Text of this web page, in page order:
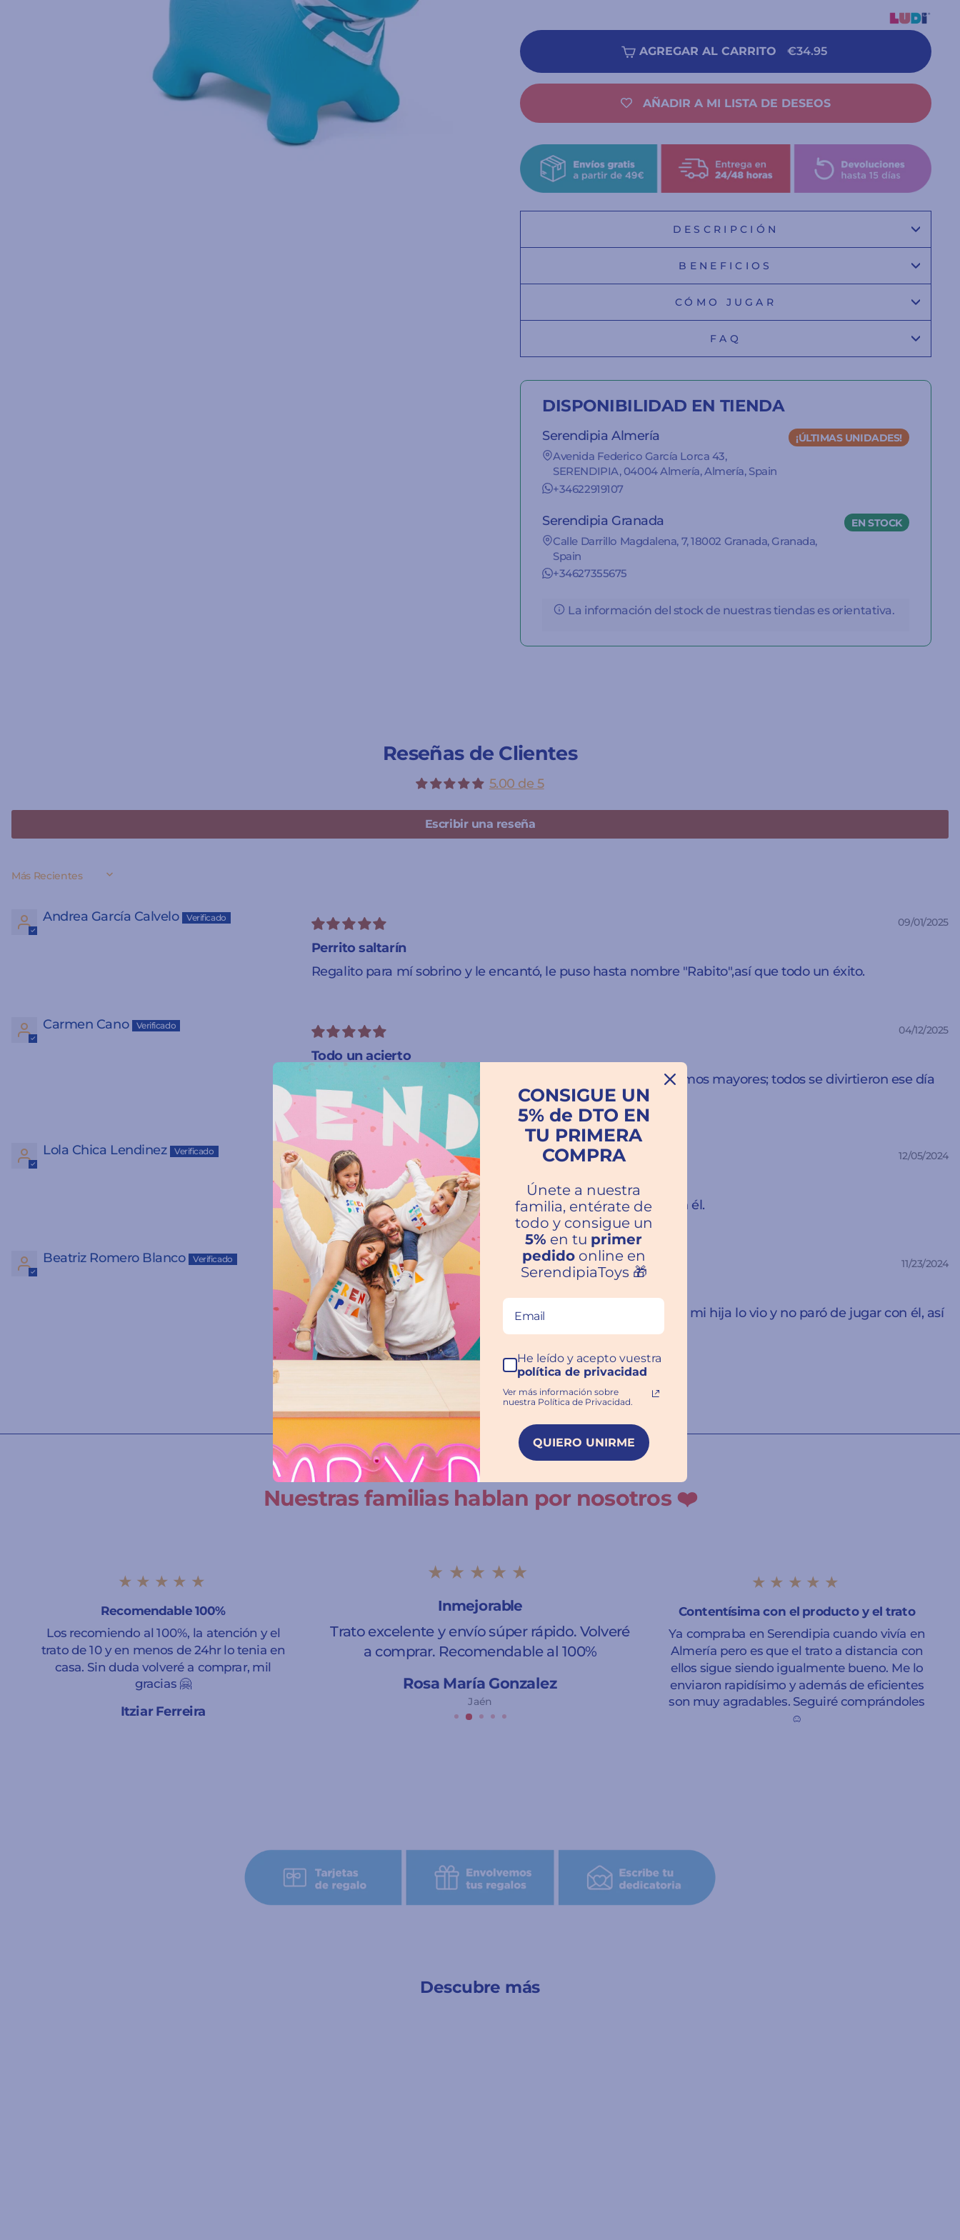
AGREGAR AL CARRITO €34.95
AÑADIR A MI LISTA DE DESEOS
DESCRIPCIÓN
BENEFICIOS
CÓMO JUGAR
FAQ
DISPONIBILIDAD EN TIENDA
Serendipia Almería
Avenida Federico García Lorca 43,
SERENDIPIA, 04004 Almería, Almería, Spain
+34622919107
¡ÚLTIMAS UNIDADES!
Serendipia Granada
Calle Darrillo Magdalena, 7, 18002 Granada, Granada,
Spain
+34627355675
EN STOCK
La información del stock de nuestras tiendas es orientativa.
Reseñas de Clientes
5.00 de 5
Escribir una reseña
SORT BY
Andrea García Calvelo 09/01/2025
Perrito saltarín
Regalito para mí sobrino y le encantó, le puso hasta nombre "Rabito",así que todo un éxito.
Carmen Cano 04/12/2025
Todo un acierto
El perro era para regalar y le encantó al niño y a todos sus primos mayores; todos se divirtieron ese día
con el perro. Todo un acierto
Lola Chica Lendinez 12/05/2024
Fantástico
Compré el perrito para un niño de 1 año y está encantado con él.
Beatriz Romero Blanco 11/23/2024
Acierto seguro
Íbamos buscando un juguete completamente diferente pero mi hija lo vio y no paró de jugar con él, así
que nos lo llevamos y le encanta
Nuestras familias hablan por nosotros ❤️
★★★★★
Recomendable 100%
Los recomiendo al 100%, la atención y el
trato de 10 y en menos de 24hr lo tenia en
casa. Sin duda volveré a comprar, mil
gracias 🤗
Itziar Ferreira
★★★★★
Inmejorable
Trato excelente y envío súper rápido. Volveré
a comprar. Recomendable al 100%
Rosa María Gonzalez
Jaén
★★★★★
Contentísima con el producto y el trato
Ya compraba en Serendipia cuando vivía en
Almería pero es que el trato a distancia con
ellos sigue siendo igualmente bueno. Me lo
enviaron rapidísimo y además de eficientes
son muy agradables. Seguiré comprándoles
☺️
Descubre más
CONSIGUE UN
5% de DTO EN
TU PRIMERA
COMPRA
Únete a nuestra
familia, entérate de
todo y consigue un
5% en tu primer
pedidoonline en
SerendipiaToys 🎁
He leído y acepto vuestra
política de privacidad
Ver más información sobre
nuestra Política de Privacidad.
QUIERO UNIRME